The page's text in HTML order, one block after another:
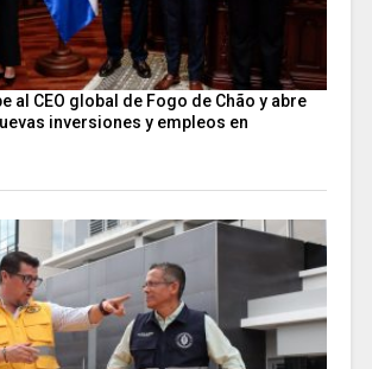
al CEO global de Fogo de Chão y abre
inversiones y empleos en